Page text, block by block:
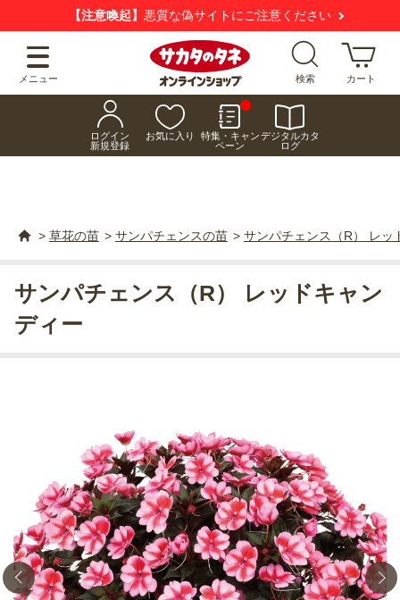
【注意喚起】 悪質な偽サイトにご注意ください
メニュー 検索 カート
ログイン
新規登録
お気に入り
特集・キャン
ペーン
デジタルカタ
ログ
> 草花の苗 > サンパチェンスの苗 > サンパチェンス（R） レッ
サンパチェンス（R） レッドキャン
ディー